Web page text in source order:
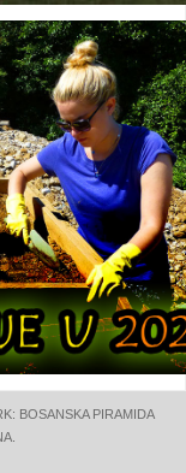
BOSANSKA PIRAMIDA